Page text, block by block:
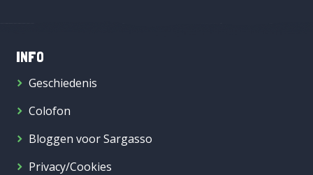
INFO
Geschiedenis
Colofon
Bloggen voor Sargasso
Privacy/Cookies